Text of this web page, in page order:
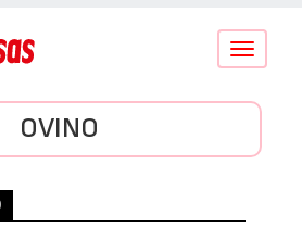
Conmutar
OVINO